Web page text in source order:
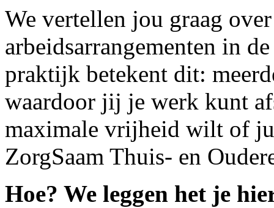
We vertellen jou graag
arbeidsarrangementen in
praktijk betekent dit:
waardoor jij je werk kunt
maximale vrijheid wilt of
ZorgSaam Thuis- en
Hoe? We leggen het je